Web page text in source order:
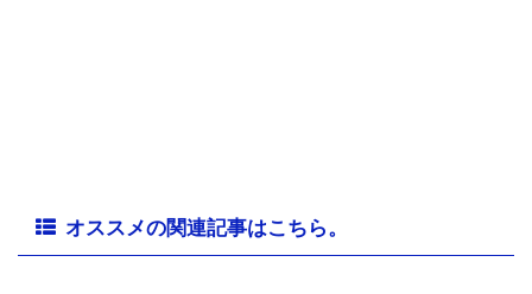
オススメの関連記事はこちら。